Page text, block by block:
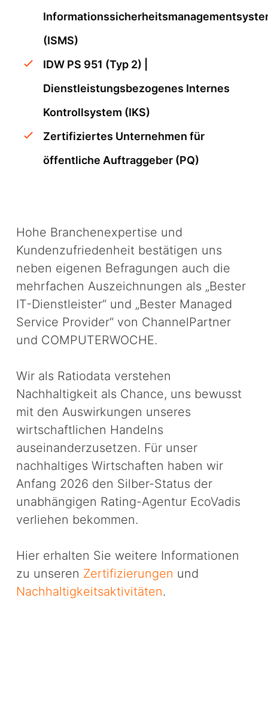
(ISMS)
IDW PS 951 (Typ 2) |
Dienstleistungsbezogenes Internes
Kontrollsystem (IKS)
Zertifiziertes Unternehmen für
öffentliche Auftraggeber (PQ)
Hohe Branchenexpertise und
Kundenzufriedenheit bestätigen uns
neben eigenen Befragungen auch die
mehrfachen Auszeichnungen als „Bester
IT-Dienstleister“ und „Bester Managed
Service Provider“ von ChannelPartner
und COMPUTERWOCHE.
Wir als Ratiodata verstehen
Nachhaltigkeit als Chance, uns bewusst
mit den Auswirkungen unseres
wirtschaftlichen Handelns
auseinanderzusetzen. Für unser
nachhaltiges Wirtschaften haben wir
Anfang 2026 den Silber-Status der
unabhängigen Rating-Agentur EcoVadis
verliehen bekommen.
Hier erhalten Sie weitere Informationen
zu unseren Zertifizierungen und
Nachhaltigkeitsaktivitäten.